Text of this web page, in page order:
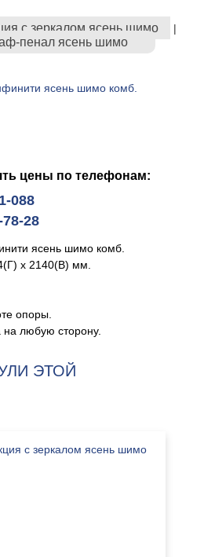
с зеркалом ясень шимо |
пенал ясень шимо
цены по телефонам:
088
28
ясень шимо комб.
х 2140(В) мм.
опоры.
на любую сторону.
ЭТОЙ